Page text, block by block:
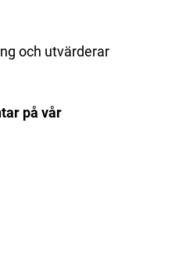
och utvärderar
på vår